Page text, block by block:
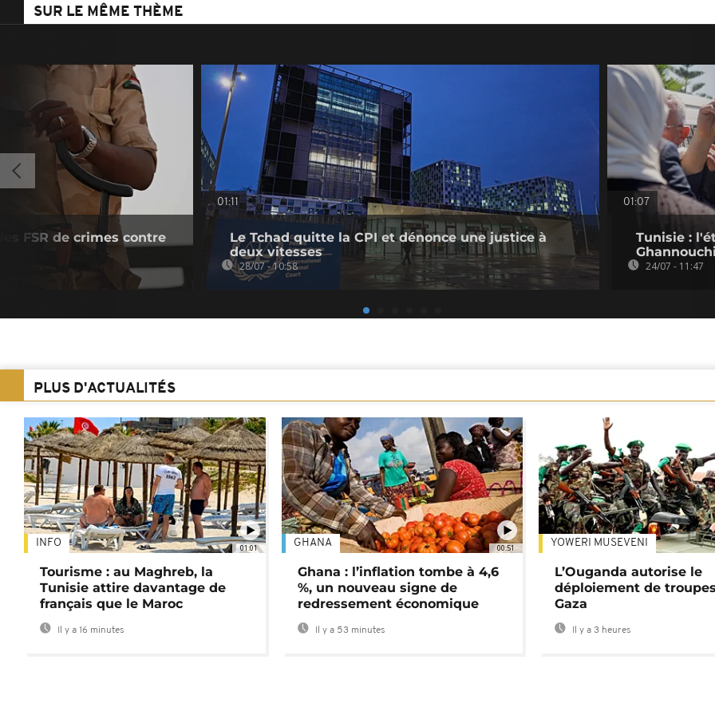
SUR LE MÊME THÈME
FSR de crimes contre
01:11
Le Tchad quitte la CPI et dénonce une justice à
deux vitesses
28/07 - 10:58
01:07
Tunisie :
24/07 - 11:47
PLUS D'ACTUALITÉS
01:01
INFO
Tourisme : au Maghreb, la
Tunisie attire davantage de
français que le Maroc
Il y a 16 minutes
00:51
GHANA
Ghana : l’inflation tombe à 4,6
%, un nouveau signe de
redressement économique
Il y a 53 minutes
YOWERI MUSEVENI
L’Ouganda autorise le
déploiement de
Gaza
Il y a 3 heures